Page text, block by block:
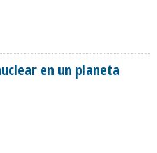
en un planeta